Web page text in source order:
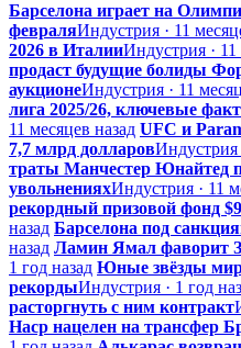
Барселона играет на
февраляИндустрия · 11
2026 в ИталииИндустрия · 11
продаст будущие болиды
аукционеИндустрия · 11
лига 2025/26, ключевые
11 месяцев назад UFC и
7,7 млрд долларовИндустрия
траты Манчестер Юнайтед
увольненияхИндустрия · 11
рекордный призовой фонд
назад Барселона под
назад Ламин Ямал фаворит
1 год назад Юные звёзды
рекордыИндустрия · 1 год
расторгнуть с ним контракт
Наср нацелен на трансфер